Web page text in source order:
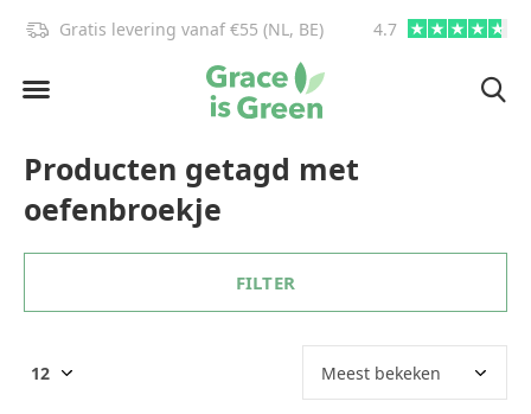
Gratis levering vanaf €55 (NL, BE) 4.7
Producten getagd met
oefenbroekje
FILTER